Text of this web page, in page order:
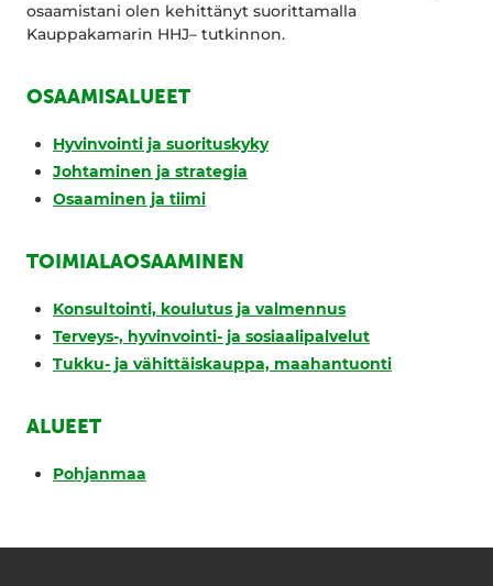
osaamistani olen kehittänyt suorittamalla
Kauppakamarin HHJ– tutkinnon.
OSAAMISALUEET
Hyvinvointi ja suorituskyky
Johtaminen ja strategia
Osaaminen ja tiimi
TOIMIALAOSAAMINEN
Konsultointi, koulutus ja valmennus
Terveys-, hyvinvointi- ja sosiaalipalvelut
Tukku- ja vähittäiskauppa, maahantuonti
ALUEET
Pohjanmaa